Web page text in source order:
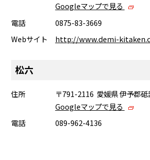
Googleマップで見る
電話
0875-83-3669
Webサイト
http://www.demi-
松六
住所
〒791-2116 愛媛県 伊予郡
Googleマップで見る
電話
089-962-4136